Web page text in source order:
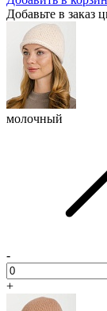
Добавьте в заказ
молочный
-
+